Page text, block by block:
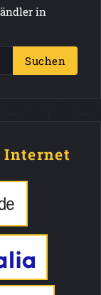
in
Suchen
Internet